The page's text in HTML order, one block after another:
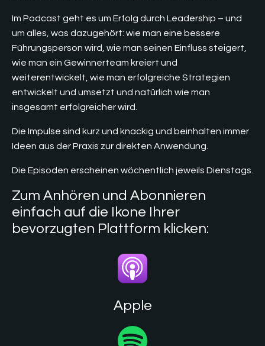
Im Podcast geht es um Erfolg durch Leadership – und
um alles, was dazugehört: wie man eine bessere
Führungsperson wird, wie man seinen Einfluss steigert,
wie man ein Gewinnerteam kreiert und
weiterentwickelt, wie man erfolgreiche Strategien
entwickelt und umsetzt und natürlich wie man
insgesamt erfolgreicher wird.
Die Impulse sind kurz und knackig und beinhalten immer
Ideen aus der Praxis zur direkten Anwendung.
Die Episoden erscheinen wöchentlich jeweils Dienstags.
Zum Anhören und Abonnieren
einfach auf die Ikone Ihrer
bevorzugten Plattform klicken:
Apple